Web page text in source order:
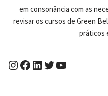
em consonância com as
revisar os cursos de Green
práticos